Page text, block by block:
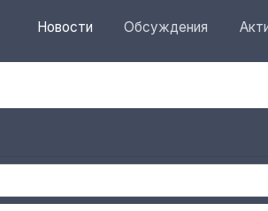
Новости Обсуждения